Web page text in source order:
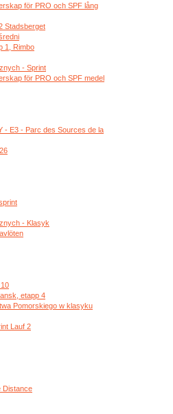
för PRO och SPF lång
Stadsberget
1, Rimbo
- Sprint
för PRO och SPF medel
- E3 - Parc des Sources de la
- Klasyk
etapp 4
Pomorskiego w klasyku
Lauf 2
Distance